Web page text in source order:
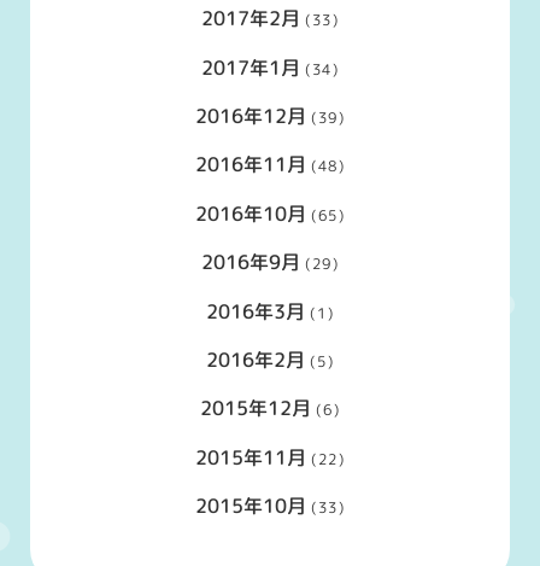
2017年2月 (33)
2017年1月 (34)
2016年12月 (39)
2016年11月 (48)
2016年10月 (65)
2016年9月 (29)
2016年3月 (1)
2016年2月 (5)
2015年12月 (6)
2015年11月 (22)
2015年10月 (33)